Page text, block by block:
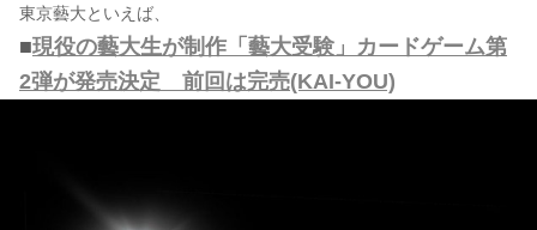
東京藝大といえば、
■現役の藝大生が制作「藝大受験」カードゲーム第
2弾が発売決定 前回は完売(KAI-YOU)